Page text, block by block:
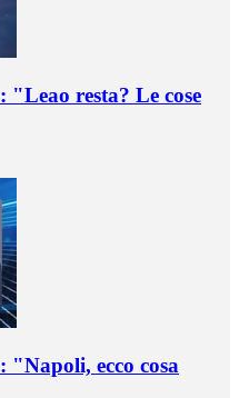
"Leao resta? Le cose
"Napoli, ecco cosa